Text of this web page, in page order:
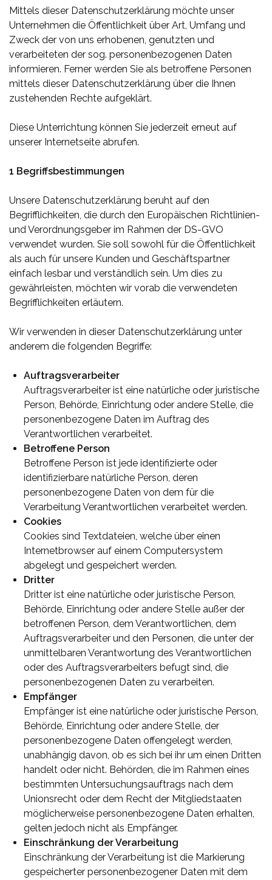
Mittels dieser Datenschutzerklärung möchte unser
Unternehmen die Öffentlichkeit über Art, Umfang und
Zweck der von uns erhobenen, genutzten und
verarbeiteten der sog. personenbezogenen Daten
informieren. Ferner werden Sie als betroffene Personen
mittels dieser Datenschutzerklärung über die Ihnen
zustehenden Rechte aufgeklärt.
Diese Unterrichtung können Sie jederzeit erneut auf
unserer Internetseite abrufen.
1 Begriffsbestimmungen
Unsere Datenschutzerklärung beruht auf den
Begrifflichkeiten, die durch den Europäischen Richtlinien-
und Verordnungsgeber im Rahmen der DS-GVO
verwendet wurden. Sie soll sowohl für die Öffentlichkeit
als auch für unsere Kunden und Geschäftspartner
einfach lesbar und verständlich sein. Um dies zu
gewährleisten, möchten wir vorab die verwendeten
Begrifflichkeiten erläutern.
Wir verwenden in dieser Datenschutzerklärung unter
anderem die folgenden Begriffe:
Auftragsverarbeiter
Auftragsverarbeiter ist eine natürliche oder juristische
Person, Behörde, Einrichtung oder andere Stelle, die
personenbezogene Daten im Auftrag des
Verantwortlichen verarbeitet.
Betroffene Person
Betroffene Person ist jede identifizierte oder
identifizierbare natürliche Person, deren
personenbezogene Daten von dem für die
Verarbeitung Verantwortlichen verarbeitet werden.
Cookies
Cookies sind Textdateien, welche über einen
Internetbrowser auf einem Computersystem
abgelegt und gespeichert werden.
Dritter
Dritter ist eine natürliche oder juristische Person,
Behörde, Einrichtung oder andere Stelle außer der
betroffenen Person, dem Verantwortlichen, dem
Auftragsverarbeiter und den Personen, die unter der
unmittelbaren Verantwortung des Verantwortlichen
oder des Auftragsverarbeiters befugt sind, die
personenbezogenen Daten zu verarbeiten.
Empfänger
Empfänger ist eine natürliche oder juristische Person,
Behörde, Einrichtung oder andere Stelle, der
personenbezogene Daten offengelegt werden,
unabhängig davon, ob es sich bei ihr um einen Dritten
handelt oder nicht. Behörden, die im Rahmen eines
bestimmten Untersuchungsauftrags nach dem
Unionsrecht oder dem Recht der Mitgliedstaaten
möglicherweise personenbezogene Daten erhalten,
gelten jedoch nicht als Empfänger.
Einschränkung der Verarbeitung
Einschränkung der Verarbeitung ist die Markierung
gespeicherter personenbezogener Daten mit dem